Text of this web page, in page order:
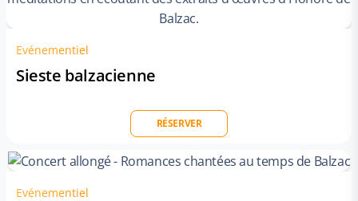
Evénementiel
Sieste balzacienne
RÉSERVER
Evénementiel